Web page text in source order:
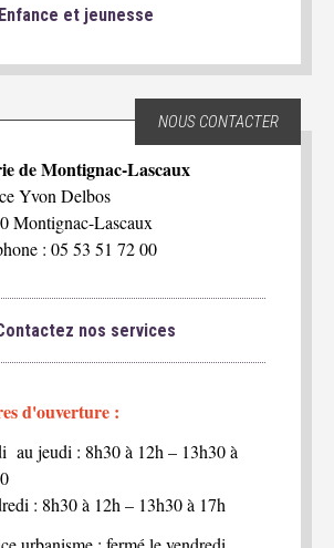
Enfance et jeunesse
NOUS CONTACTER
de Montignac-Lascaux
Yvon Delbos
Montignac-Lascaux
: 05 53 51 72 00
nos services
d'ouverture :
au jeudi : 8h30 à 12h – 13h30 à
: 8h30 à 12h – 13h30 à 17h